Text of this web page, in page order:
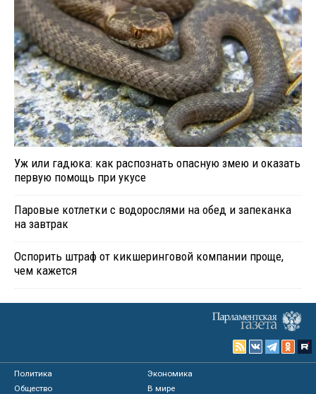
Уж или гадюка: как распознать опасную змею и оказать
первую помощь при укусе
Паровые котлетки с водорослями на обед и запеканка
на завтрак
Оспорить штраф от кикшеринговой компании проще,
чем кажется
Политика
Экономика
Общество
В мире